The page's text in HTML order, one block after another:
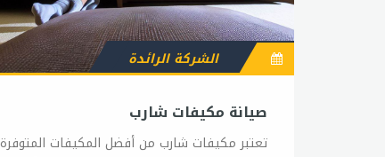
صيانة مكيفات شارب
الشركة الرائدة
تعتبر مكيفات شارب من أفضل المكيفات المتوفرة في السوق، حيث تتميز بالجودة والمتانة والأداء العالي. ومع ذلك، فإن صيانة المكيفات الهوائية من شارب تلعب دورًا حاسمًا في الحفاظ على أدائها العالي وضمان عمر أطول للجهاز. فيما يلي بعض النصائح العامة لصيانة مكيفات شارب: 1- تنظيف الفلتر: يجب تنظيف فلتر الهواء بانتظام، حيث يتراكم الغبار والشوائب فيه ويؤثر ذلك على جودة الهواء المنبعث من المكيف. 2- تنظيف المكثف: يجب تنظيف المكثف بانتظام أيضًا، حيث يتراكم الغبار والأوساخ فيه ويقوم المكيف بتبريد الهواء بشكل أقل كلما زاد تراكم الأوساخ. 3- فحص الأنابيب: يجب فحص الأنابيب الموجودة في المكيف بانتظام للتأكد من عدم وجود أي تسريبات أو انسدادات. 4- فحص الكابلات الكهربائية: يجب فحص الكابلات الكهربائية بانتظام للتأكد من عدم وجود أي تلف أو تشقق فيها. 5- الصيانة الدورية: يجب تنفيذ صيانة دورية للمكيف من قبل فني مختص للتأكد من سلامة الجهاز وصلاحيته للاستخدام. 6- تركيب الجهاز بشكل صحيح: يجب تركيب المكيف بشكل صحيح وفقًا للإرشادات الموجودة في دليل المستخدم، حيث أن التركيب الخاطئ يؤثر على أداء الجهاز. 7- تفعيل الوضع الاقتصادي: يوفر الوضع الاقتصادي في المكيف من شارب استهلاكًا أقل للطاقة ويساعد على توفير المال على فواتير الكهرباء. 8- الحفاظ على درجة الحرارة المناسبة: يجب الحفاظ على درجة الحرارة المناسبة في الغرفة وعدم تشغيل المكيف على درجة حرارة منخفضة جدًا، حيث أن هذا يؤثر على أداء الجهاز ويزيد من استهلاك الطاقة. في النهاية، يجب الحرص على صيانة مكيف شارب بانتظام لضمان أدائه العالي وتوفير المال على المدى الطويل. وإذا كان لديك أي مشاكل في مكيف شارب، فمن الأفضل الاتصال بفني مختص لإجراء الصيانة اللازمة.صيانة تكييفات شاربتكييفات شارب هي من أفضل التكييفات الموجودة في السوق، وتتميز بالجودة والمتانة والأداء العالي. ومن أجل الحفاظ على أداء التكييف العالي وضمان عمر أطول للجهاز، يجب الحرص على صيانته بانتظام. فيما يلي بعض النصائح العامة لصيانة تكييفات شارب: 1- تنظيف الفلتر: يجب تنظيف فلتر الهواء بانتظام، حيث يتراكم الغبار والشوائب فيه ويؤثر ذلك على جودة الهواء المنبعث من التكييف. 2- تنظيف المكثف: يجب تنظيف المكثف بانتظام أيضًا، حيث يتراكم الغبار والأوساخ فيه ويقوم التكييف بتبريد الهواء بشكل أقل كلما زاد تراكم الأوساخ. 3- فحص الأنابيب: يجب فحص الأنابيب الموجودة في التكييف بانتظام للتأكد من عدم وجود أي تسريبات أو انسدادات. 4- فحص الكابلات الكهربائية: يجب فحص الكابلات الكهربائية بانتظام للتأكد من عدم وجود أي تلف أو تشقق فيها. 5- الصيانة الدورية: يجب تنفيذ صيانة دورية للتكييف من قبل فني مختص للتأكد من سلامة الجهاز وصلاحيته للاستخدام. 6- تركيب الجهاز بشكل صحيح: يجب تركيب التكييف بشكل صحيح وفقًا للإرشادات الموجودة في دليل المستخدم، حيث أن التركيب الخاطئ يؤثر على أداء الجهاز. 7- تفعيل الوضع الاقتصادي: يوفر الوضع الاقتصادي في التكييف من شارب استهلاكًا أقل للطاقة ويساعد على توفير المال على فواتير الكهرباء. 8- الحفاظ على درجة الحرارة المناسبة: يجب الحفاظ على درجة الحرارة المناسبة في الغرفة وعدم تشغيل التكييف على درجة حرارة منخفضة جدًا، حيث أن هذا يؤثر على أداء الجهاز ويزيد من استهلاك الطاقة. في النهاية، يجب الحرص على صيانة تكييف شارب بانتظام لضمان أدائه العالي وتوفير المال على المدى الطويل. وإذا كان لديك أي مشاكل في تكييف شارب، فمن الأفضل الاتصال بفني مختص لإجراء الصيانة اللازمة.توكيل تكييف شاربتعتبر شركة شارب من أفضل الشركات المصنعة للتكييفات في السوق، وتتميز بالجودة والمتانة والأداء العالي. ومن أجل الحفاظ على أداء التكييف العالي وضمان عمر أطول للجهاز، يجب الحرص على الصيانة الدورية للتكييف، ويمكن ذلك من خلال التواصل مع توكيل تكييف شارب. توكيل تكييف شارب هو مركز خدمة معتمد من شركة شارب، ويقدم خدمات الصيانة والإصلاح لجميع أنواع التكييفات من شارب. ويعمل توكيل تكييف شارب بفريق من الفنيين المدربين على أعلى مستوى، ويستخدمون أحدث الأدوات والتقنيات في عمليات الصيانة والإصلاح. يتميز توكيل تكييف شارب بالتزامه الدائم بتقديم أفضل خدمة لعملائه، حيث يوفر خدمة الصيانة في المواعيد المحددة وبأسعار معقولة. ويتم تقديم خدمة ما بعد البيع الممتازة لضمان رضا العملاء و حل أي مشكلات أو استفسارات لديهم. بالإضافة إلى ذلك، يقوم توكيل تكييف شارب بتوفير قطع الغيار الأصلية لجميع أنواع التكييفات من شارب، ويضمن توفير الأجزاء الأصلية والتي تحمل ضمان الشركة المصنعة، وذلك لضمان عملية الصيانة والإصلاح بشكل سليم ومضمون. بالنسبة للعملاء الذين يواجهون مشاكل في تكييفات شارب، يمكنهم التواصل مع توكيل تكييف شارب عبر الهاتف أو البريد الإلكتروني، وتحديد موعد لزيارة الفنيين لإجراء الصيانة اللازمة. كما يمكن الاستعانة بخدمة الصيانة المنزلية، حيث يقوم الفني بزيارة المنزل لإجراء الصيانة والإصلاح في مكان العميل. في النهاية، يعد توكيل تكييف شارب خيارًا ممتازًا للعملاء الذين يرغبون في الحفاظ على أداء التكييف العالي وضمان عمر أطول للجهاز، حيث يقدم الصيانة والإصلاح بأعلى مستوى من الجودة والاحترافية.خدمة عملاء تكييف شاربتقدم شركة شارب خدمة عملاء ممتازة لجميع عملائها، وتتميز بالاستجابة السريعة للمشاكل والاستفسارات وتوفير الحلول الفعالة لها. وتهدف خدمة عملاء تكييف شارب إلى توفير تجربة عملاء مريحة وسهلة، وتلبية جميع احتياجاتهم ومتطلباتهم. يمكن الوصول إلى خدمة عملاء تكييف شارب عن طريق الاتصال بالرقم المجاني المخصص للدعم الفني، أو عن طريق البريد الإلكتروني أو الدردشة المباشرة على الموقع الرسمي للشركة. ويتم توفير خدمة العملاء على مدار 24 ساعة في اليوم و 7 أيام في الأسبوع، وتضم فريقاً من المتخصصين في مجال التكييفات الذين يمكنهم تقديم المشورة والنصح حول المشاكل التي يواجهها العملاء. تقدم خدمة عملاء تكييف شارب العديد من الخدمات المهمة للعملاء، مثل توفير المعلومات حول المنتجات والخدمات المقدمة، وتقديم النصائح والإرشادات حول كيفية استخدام التكييف بشكل صحيح والحفاظ عليه، وحل المشاكل والاستفسارات وتوفير الدعم الفني اللازم. كما تقدم خدمة عملاء تكييف شارب خدمة ما بعد البيع الممتازة، حيث يتم تلبية جميع احتياجات العملاء بعد الشراء، وتقديم الدعم والمساعدة في حالة وجود أي مشاكل مع المنتجات. وتقوم الشركة بتقديم الصيانة والإصلاح للتكييفات، وتوفير قطع الغيار الأصلية للتكييفات المصنعة من قبل شركة شارب. في النهاية، تعد خدمة عملاء تكييف شارب خدمة ممتازة ومتكاملة، حيث يتم تلبية جميع احتياجات العملاء بشكل فعال وسريع، وتوفير الدعم والمساعدة لهم في أي وقت وأي مكان. وتضمن هذه الخدمة تجربة عملاء مريحة وسهلة، ورضا العملاء عن منتجات شركة شارب.رقم تركيب تكييف شاربلا يوجد رقم تركيب محدد لتكييف شارب، حيث يتم تحديد طريقة التركيب والتوصيل حسب نوع التكييف ومواصفاته، ويتم ذلك من قبل فنيي التركيب المختصين. وعادة ما يتم توفير خدمة التركيب والتوصيل من قبل الوكيل الرسمي لشركة شارب في المنطقة، ويتم ذلك بواسطة فنيي التركيب المدربين على أعلى مستوى والذين يمتلكون الخبرة اللازمة لتركيب التكييفات بشكل صحيح وآمن. يتم تحديد تكلفة التركيب والتوصيل بناءً على عدة عوامل، مثل نوع التكييف ومواصفاته ومكان التركيب وغيرها من العوامل. ويتم تقديم عروض الأسعار والتكاليف من قبل الوكيل الرسمي لشركة شارب، ويمكن للعملاء الاتصال بالوكيل للاستفسار حول تكلفة التركيب والتوصيل. يجب الحرص على تركيب التكييف بشكل صحيح وآمن، حيث إذا تم التركيب بشكل غير صحيح فقد يؤدي ذلك إلى أضرار في التكييف وخطر على سلامة الأشخاص والممتلكات. ولذلك، يجب الحرص على الاتصال بالوكيل الرسمي لشركة شارب لتوفير خدمة التركيب والتوصيل، والتأكد من أن الفني المختص قام بتركيب التكييف بشكل صحيح ومطابق للمواصفات الفنية المطلوبة.صيانة شارب تكييفتعتبر صيانة التكييفات من الأمور الهامة للحفاظ على أدائها الجيد وتأمين عمر أطول للجهاز. وتقدم شركة شارب خدمة صيانة تكييفاتها بشكل متخصص وفعال، حيث تقوم الشركة بتوفير خدمة الصيانة عن طريق فريق من الفنيين المدربين على أعلى مستوى والذين يعملون على تقديم خدمة صيانة ممتازة للتكييفات. تشمل خدمة صيانة شارب تكييف عدة نقاط مهمة، مثل التحقق من كفاءة التبريد وضغط الغاز ودرجة حرارة المكثف والمبخر، وكذلك فحص الفلاتر وتنظيفها واستبدالها في حالة الحاجة. كما تشمل خدمة الصيانة أيضاً فحص وتنظيف الأجزاء الداخلية للتكييف والتأكد من عمل جميع الأجزاء بشكل صحيح. يجب الحرص على إجراء صيانة دورية للتكييف بشكل منتظم، حيث يوصى بإجراء صيانة كل ستة أشهر أو عامين على الأقل، وذلك للحفاظ على أداء التكييف بشكل مثالي وتجنب حدوث أي مشاكل أو أعطال في الجهاز. وفي حالة وجود أي مشكلة أو خلل في التكييف، يجب الاتصال بفريق الصيانة المختص للتحقق من المشكلة وإصلاحها بشكل سريع وفعال. يمكن للعملاء الحصول على خدمة صيانة شارب تكييف عن طريق الاتصال بالوكيل الرسمي لشركة شارب في المنطقة، وتحديد موعد للصيانة حسب الحاجة. كما يمكن التواصل مع خدمة العملاء للحصول على المزيد من المعلومات حول خدمة الصيانة والإجراءات المطلوبة للحفاظ على أداء التكييف بشكل مثالي. في النهاية، تعد خدمة صيانة شارب تكييف خدمة ممتازة وضرورية للحفاظ على أداء التكييف بشكل جيد وتجنب حدوث أي مشاكل أو أعطال في الجهاز، وتضمن توفير تجربة استخدام مريحة وموثوقة للعملاء.رقم صيانة تكييف شاربيمكن للعملاء الحصول على خدمة صيانة تكييف شارب عن طريق الاتصال بالوكيل الرسمي لشركة شارب في المنطقة، حيث يتم توفير خدمة الصيانة والإصلاح عن طريق فريق من الفنيين المدربين على أعلى مستوى والذين يعملون على تقديم خدمة صيانة ممتازة للتكييفات. ولا يوجد رقم صيانة تكييف شارب محدد، حيث يتم تحديد طريقة الاتصال بفريق الصيانة وتحديد موعد الصيانة وفقاً للوكيل الرسمي في المنطقة. ويمكن الحصول على معلومات عن رقم الوكيل الرسمي لشركة شارب في المنطقة عن طريق الاتصال بخدمة العملاء الخاصة بالشركة. عادةً ما يتم توفير خدمة الصيانة والإصلاح من قبل الوكيل الرسمي لشركة شارب في المنطقة، ويمكن للعملاء الاتصال بالوكيل لتحديد موعد للصيانة وتحديد الإجراءات المطلوبة للحفاظ على أداء التكييف بشكل مثالي وتجنب حدوث أي مشاكل أو أعطال في الجهاز. يجب الحرص على إجراء صيانة دورية للتكييف بشكل منتظم، حيث يوصى بإجراء صيانة كل ستة أشهر أو عامين على الأقل، وذلك للحفاظ على أداء التكييف بشكل مثالي وتجنب حدوث أي مشاكل أو أعطال في الجهاز. وفي حالة وجود أي مشكلة أو خلل في التكييف، يجب الاتصال بفريق الصيانة المختص للتحقق من المشكلة وإصلاحها بشكل سريع وفعال. في النهاية، يمكن للعملاء الحصول على خدمة صيانة تكييف شارب عن طريق الاتصال بالوكيل الرسمي لشركة شارب في المنطقة، وتحديد موعد للصيانة وفقاً للإجراءات المطلوبة للحفاظ على أداء التكييف بشكل مثالي وتجنب حدوث أي مشاكل أو أعطال في الجهاز.خدمة عملاء شارب تكييفتهتم شركة شارب بتقديم خدمة عملاء ممتازة ومتميزة لعملائها، وتوفر الشركة فريق دعم فني مدرب على أعلى مستوى لتقديم الدعم الفني والإجابة على جميع الاستفسارات والمشاكل التي يمكن أن يواجهها العملاء. يمكن الاتصال بخدمة عملاء شارب تكييف عن طريق الاتصال بالرقم المخصص الذي يتم توفيره على موقع الشركة أو على الفواتير، وسيتم توجيه العميل للفريق المختص لتقديم الدعم الفني اللازم. تقدم خدمة عملاء شارب تكييف العديد من الخدمات المميزة، مثل توفير المعلومات والإجابة على الاستفسارات المتعلقة بالتكييف وخدمات الصيانة والإصلاح والضمان، وكذلك حل المشاكل التي يواجهها العملاء وتقديم الاقتراحات والنصائح لتحسين استخدام التكييف. ويمكن لخدمة عملاء شارب تكييف توفير الدعم الفني عن بعد للمساعدة في حل المشاكل والأعطال التي يمكن أن يواجهها العملاء، وذلك من خلال الاتصال بفريق الدعم الفني